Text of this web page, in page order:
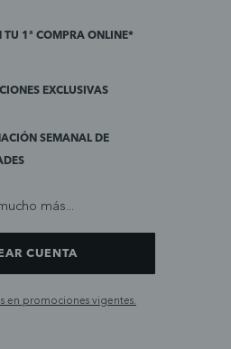
TU 1ª COMPRA ONLINE*
EXCLUSIVAS
SEMANAL DE
más...
CUENTA
en promociones vigentes.